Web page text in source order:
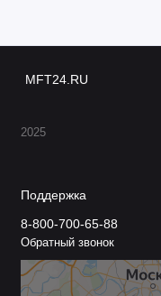
MFT24.RU
2025
Поддержка
8-800-700-65-88
Обратный звонок